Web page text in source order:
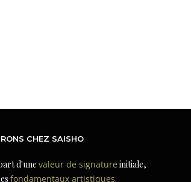
CHEZ SAISHO
d'unevaleur de signature initiale,
fondamentaux artistiques.